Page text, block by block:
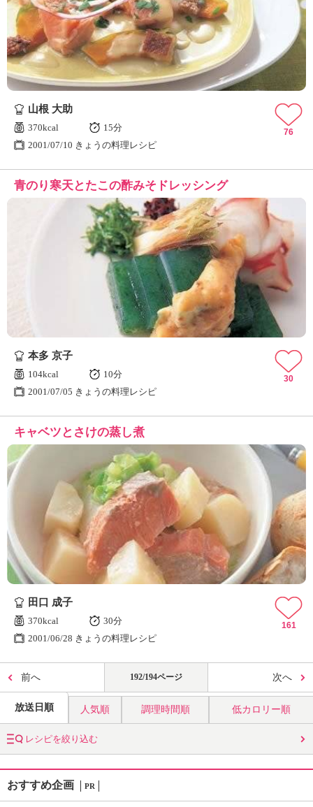
山根 大助
370kcal
15分
2001/07/10 きょうの料理レシピ
76
青のり寒天とたこの酢みそドレッシング
本多 京子
104kcal
10分
2001/07/05 きょうの料理レシピ
30
キャベツとさけの蒸し煮
田口 成子
370kcal
30分
2001/06/28 きょうの料理レシピ
161
前へ 192/194ページ 次へ
放送日順 人気順 調理時間順 低カロリー順
レシピを絞り込む
おすすめ企画 PR